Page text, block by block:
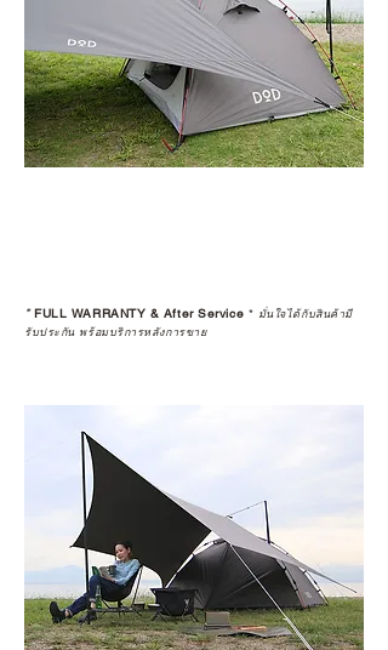
*FULL WARRANTY & After Service * มั่นใจได้กับสินค้ามี
รับประกัน พร้อมบริการหลังการขาย